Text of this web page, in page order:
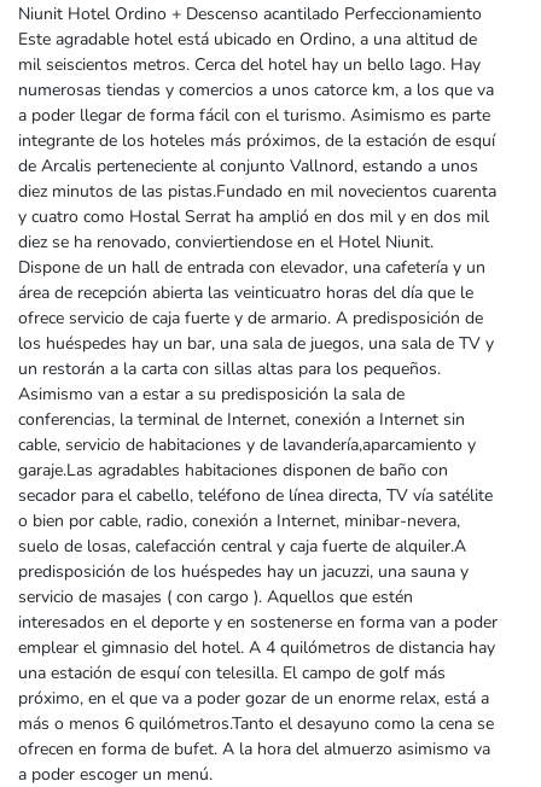
Niunit Hotel Ordino + Descenso acantilado Perfeccionamiento
Este agradable hotel está ubicado en Ordino, a una altitud de
mil seiscientos metros. Cerca del hotel hay un bello lago. Hay
numerosas tiendas y comercios a unos catorce km, a los que va
a poder llegar de forma fácil con el turismo. Asimismo es parte
integrante de los hoteles más próximos, de la estación de esquí
de Arcalis perteneciente al conjunto Vallnord, estando a unos
diez minutos de las pistas.Fundado en mil novecientos cuarenta
y cuatro como Hostal Serrat ha amplió en dos mil y en dos mil
diez se ha renovado, conviertiendose en el Hotel Niunit.
Dispone de un hall de entrada con elevador, una cafetería y un
área de recepción abierta las veinticuatro horas del día que le
ofrece servicio de caja fuerte y de armario. A predisposición de
los huéspedes hay un bar, una sala de juegos, una sala de TV y
un restorán a la carta con sillas altas para los pequeños.
Asimismo van a estar a su predisposición la sala de
conferencias, la terminal de Internet, conexión a Internet sin
cable, servicio de habitaciones y de lavandería,aparcamiento y
garaje.Las agradables habitaciones disponen de baño con
secador para el cabello, teléfono de línea directa, TV vía satélite
o bien por cable, radio, conexión a Internet, minibar-nevera,
suelo de losas, calefacción central y caja fuerte de alquiler.A
predisposición de los huéspedes hay un jacuzzi, una sauna y
servicio de masajes ( con cargo ). Aquellos que estén
interesados en el deporte y en sostenerse en forma van a poder
emplear el gimnasio del hotel. A 4 quilómetros de distancia hay
una estación de esquí con telesilla. El campo de golf más
próximo, en el que va a poder gozar de un enorme relax, está a
más o menos 6 quilómetros.Tanto el desayuno como la cena se
ofrecen en forma de bufet. A la hora del almuerzo asimismo va
a poder escoger un menú.